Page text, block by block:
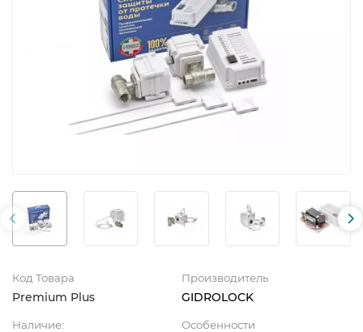
Код Товара
Premium Plus
Производитель
GIDROLOCK
Наличие: Особенности